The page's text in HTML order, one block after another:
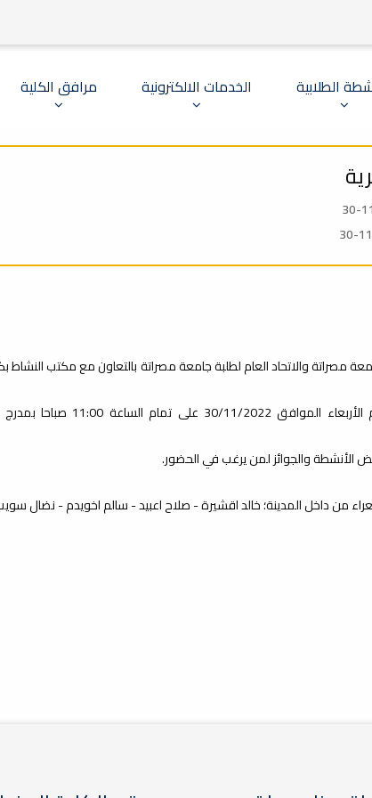
الطلابية الخدمات الالكترونية مرافق الكلية
مصراتة والاتحاد العام لطلبة جامعة مصراتة بالتعاون مع مكتب النشاط
(أصبوحة شعرية) يوم الأربعاء
الأنشطة والجوائز لمن يرغب في الحضور.
من داخل المدينة؛ خالد اقشيرة - صلاح اعبيد - سالم اخويدم - نضال